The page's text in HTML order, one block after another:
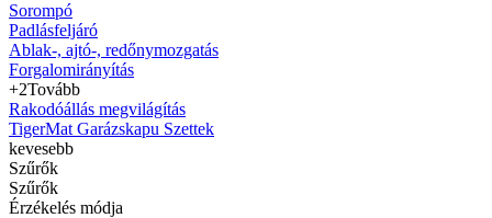
Sorompó
Padlásfeljáró
Ablak-, ajtó-, redőnymozgatás
Forgalomirányítás
+2Tovább
Rakodóállás megvilágítás
TigerMat Garázskapu Szettek
kevesebb
Szűrők
Szűrők
Érzékelés módja